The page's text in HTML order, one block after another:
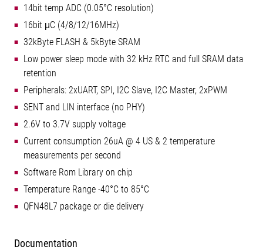
14bit temp ADC (0.05°C resolution)
16bit μC (4/8/12/16MHz)
32kByte FLASH & 5kByte SRAM
Low power sleep mode with 32 kHz RTC and full SRAM data
retention
Peripherals: 2xUART, SPI, I2C Slave, I2C Master, 2xPWM
SENT and LIN interface (no PHY)
2.6V to 3.7V supply voltage
Current consumption 26uA @ 4 US & 2 temperature
measurements per second
Software Rom Library on chip
Temperature Range -40°C to 85°C
QFN48L7 package or die delivery
Documentation